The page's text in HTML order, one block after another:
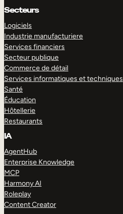
Secteurs
Logiciels
Industrie manufacturiere
Services financiers
Secteur publique
Commerce de détail
Services informatiques et techniques
Santé
Éducation
Hôtellerie
Restaurants
IA
AgentHub
Enterprise Knowledge
MCP
Harmony AI
Roleplay
Content Creator